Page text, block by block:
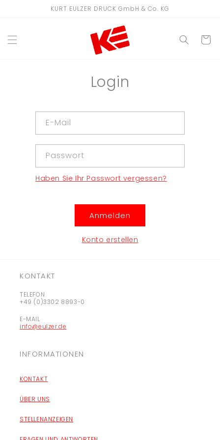
KURT EULZER DRUCK GmbH & Co. KG
Login
E-Mail
Passwort
Haben Sie Ihr Passwort vergessen?
Anmelden
Konto erstellen
KONTAKT
TELEFON
+49 (0)3302 8893-0
E-MAIL
info@eulzer.de
INFORMATIONEN
KONTAKT
ÜBER UNS
STELLENANZEIGEN